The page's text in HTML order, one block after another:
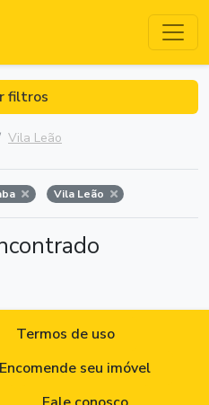
filtros
Vila Leão
Vila Leão
Termos de uso
Encomende seu imóvel